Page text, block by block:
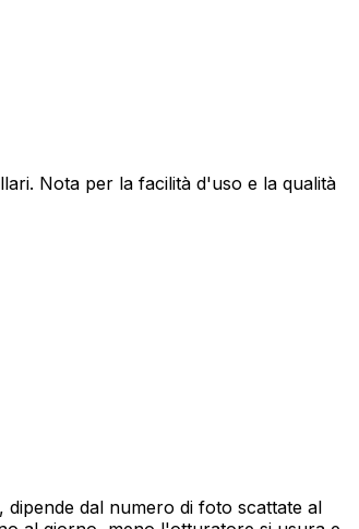
Nota per la facilità d'uso e la qualità
dal numero di foto scattate al